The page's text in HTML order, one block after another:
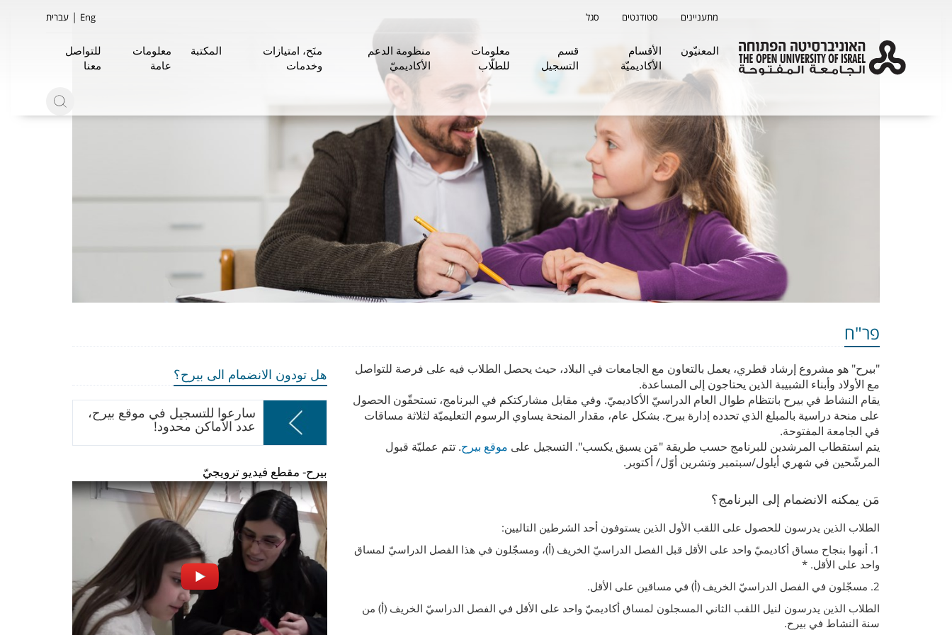
מתעניינים סטודנטים סגל Eng
| עברית
المعنيّون
الأقسام
الأكاديميّة
قسم
التسجيل
معلومات
للطلّاب
منظومة الدعم
الأكاديميّ
منَح، امتيازات
وخدمات
المكتبة
معلومات
عامة
للتواصل
معنا
פר"ח
"بيرح" هو مشروع إرشاد قطري، يعمل بالتعاون مع الجامعات في البلاد، حيث يحصل الطلاب فيه على فرصة للتواصل
مع الأولاد وأبناء الشبيبة الذين يحتاجون إلى المساعدة.
يقام النشاط في بيرح بانتظام طوال العام الدراسيّ الأكاديميّ. وفي مقابل مشاركتكم في البرنامج، تستحقّون الحصول
على منحة دراسية بالمبلغ الذي تحدده إدارة بيرح. بشكل عام، مقدار المنحة يساوي الرسوم التعليميّة لثلاثة مساقات
في الجامعة المفتوحة.
يتم استقطاب المرشدين للبرنامج حسب طريقة "مَن يسبق يكسب". التسجيل على موقع بيرح. تتم عمليّة قبول
المرشّحين في شهري أيلول/سبتمبر وتشرين أوّل/ أكتوبر.
مَن يمكنه الانضمام إلى البرنامج؟
الطلاب الذين يدرسون للحصول على اللقب الأول الذين يستوفون أحد الشرطين التاليين:
1. أنهوا بنجاح مساق أكاديميّ واحد على الأقل قبل الفصل الدراسيّ الخريف (أ)، ومسجّلون في هذا الفصل الدراسيّ لمساق
واحد على الأقل. *
2. مسجّلون في الفصل الدراسيّ الخريف (أ) في مساقين على الأقل.
الطلاب الذين يدرسون لنيل اللقب الثاني المسجلون لمساق أكاديميّ واحد على الأقل في الفصل الدراسيّ الخريف (أ) من
سنة النشاط في بيرح.
هل تودون الانضمام الى بيرح؟
سارعوا للتسجيل في موقع بيرح،
عدد الأماكن محدود!
بيرح- مقطع فيديو ترويجيّ